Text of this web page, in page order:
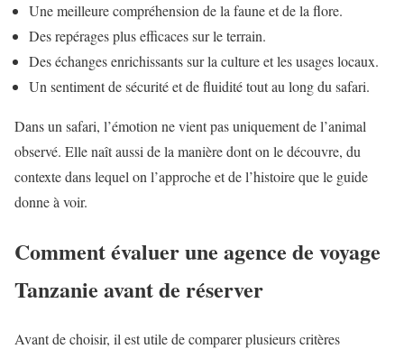
Une meilleure compréhension de la faune et de la flore.
Des repérages plus efficaces sur le terrain.
Des échanges enrichissants sur la culture et les usages locaux.
Un sentiment de sécurité et de fluidité tout au long du safari.
Dans un safari, l’émotion ne vient pas uniquement de l’animal
observé. Elle naît aussi de la manière dont on le découvre, du
contexte dans lequel on l’approche et de l’histoire que le guide
donne à voir.
Comment évaluer une agence de voyage
Tanzanie avant de réserver
Avant de choisir, il est utile de comparer plusieurs critères